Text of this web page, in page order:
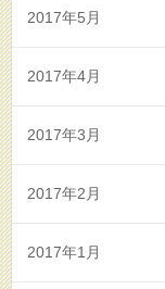
2017年5月
2017年4月
2017年3月
2017年2月
2017年1月